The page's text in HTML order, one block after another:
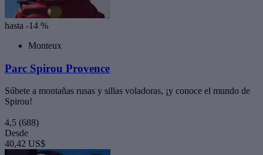
hasta -14 %
Monteux
Parc Spirou Provence
Súbete a montañas rusas y sillas voladoras, ¡y conoce el mundo de
Spirou!
4,5 (688)
Desde
40,42 US$